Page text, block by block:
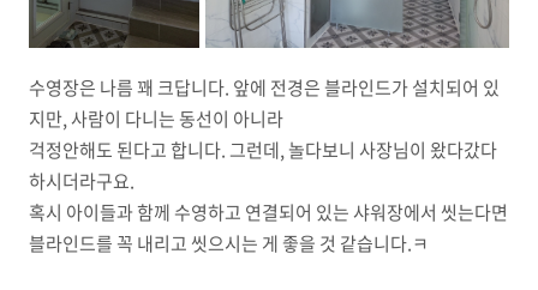
수영장은 나름 꽤 크답니다. 앞에 전경은 블라인드가 설치되어 있
지만, 사람이 다니는 동선이 아니라
걱정안해도 된다고 합니다. 그런데, 놀다보니 사장님이 왔다갔다
하시더라구요.
혹시 아이들과 함께 수영하고 연결되어 있는 샤워장에서 씻는다면
블라인드를 꼭 내리고 씻으시는 게 좋을 것 같습니다.ㅋ